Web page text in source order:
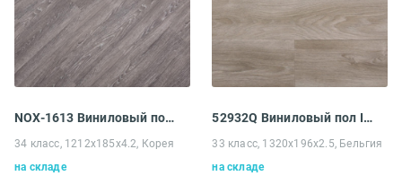
NOX-1613 Виниловый пол EcoClick NOX-1600 Wood Дуб Сен-Пьер
34 класс, 1212x185x4.2, Корея
на складе
52932Q Виниловый пол IVC Divino клеевая Somerset Oak
33 класс, 1320х196х2.5, Бельгия
на складе